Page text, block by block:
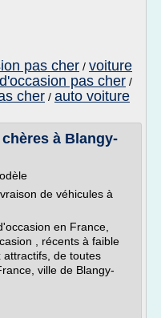
pas cher / voiture
pas cher /
cher / auto voiture
à Blangy-
de véhicules à
en France,
, récents à faible
attractifs, de toutes
ville de Blangy-